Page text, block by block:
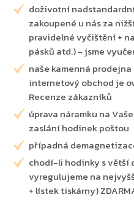
doživotní
zakoupené u nás za
pravidelné vyčištění +
pásků atd.) - jsme
naše kamenná
internetový obchod je
Recenze zákazníků
úprava náramku na
zaslání hodinek poštou
případná
chodí-li hodinky s větší
vyregulujeme na
+ lístek tiskárny)